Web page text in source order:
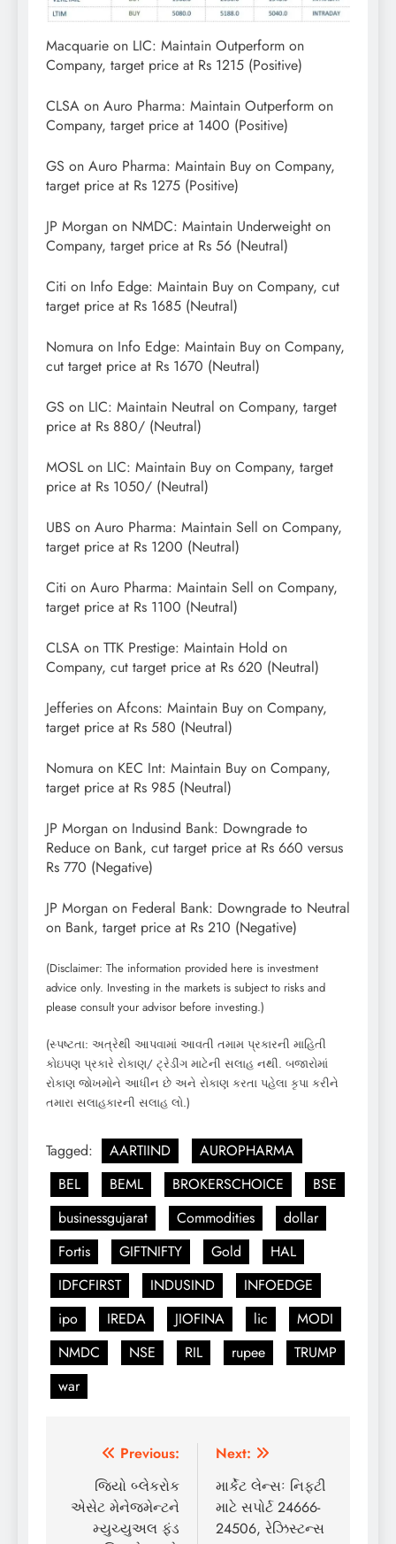
Macquarie on LIC: Maintain Outperform on
Company, target price at Rs 1215 (Positive)
CLSA on Auro Pharma: Maintain Outperform on
Company, target price at 1400 (Positive)
GS on Auro Pharma: Maintain Buy on Company,
target price at Rs 1275 (Positive)
JP Morgan on NMDC: Maintain Underweight on
Company, target price at Rs 56 (Neutral)
Citi on Info Edge: Maintain Buy on Company, cut
target price at Rs 1685 (Neutral)
Nomura on Info Edge: Maintain Buy on Company,
cut target price at Rs 1670 (Neutral)
GS on LIC: Maintain Neutral on Company, target
price at Rs 880/ (Neutral)
MOSL on LIC: Maintain Buy on Company, target
price at Rs 1050/ (Neutral)
UBS on Auro Pharma: Maintain Sell on Company,
target price at Rs 1200 (Neutral)
Citi on Auro Pharma: Maintain Sell on Company,
target price at Rs 1100 (Neutral)
CLSA on TTK Prestige: Maintain Hold on
Company, cut target price at Rs 620 (Neutral)
Jefferies on Afcons: Maintain Buy on Company,
target price at Rs 580 (Neutral)
Nomura on KEC Int: Maintain Buy on Company,
target price at Rs 985 (Neutral)
JP Morgan on Indusind Bank: Downgrade to
Reduce on Bank, cut target price at Rs 660 versus
Rs 770 (Negative)
JP Morgan on Federal Bank: Downgrade to Neutral
on Bank, target price at Rs 210 (Negative)
(Disclaimer: The information provided here is investment
advice only. Investing in the markets is subject to risks and
please consult your advisor before investing.)
(સ્પષ્ટતા: અત્રેથી આપવામાં આવતી તમામ પ્રકારની માહિતી
કોઇપણ પ્રકારે રોકાણ/ ટ્રેડીંગ માટેની સલાહ નથી. બજારોમાં
રોકાણ જોખમોને આધીન છે અને રોકાણ કરતા પહેલા કૃપા કરીને
તમારા સલાહકારની સલાહ લો.)
Tagged: AARTIIND
AUROPHARMA
BEL
BEML BROKERSCHOICE
BSE
businessgujarat
Commodities
dollar
Fortis
GIFTNIFTY Gold
HAL
IDFCFIRST
INDUSIND
INFOEDGE
ipo
IREDA JIOFINA lic
MODI
NMDC
NSE RIL rupee
TRUMP
war
Post
navigation
Previous:
જિયો બ્લેકરોક
એસેટ મેનેજમેન્ટને
મ્યુચ્યુઅલ ફંડ
Next:
માર્કેટ લેન્સઃ નિફ્ટી
માટે સપોર્ટ 24666-
24506, રેઝિસ્ટન્સ